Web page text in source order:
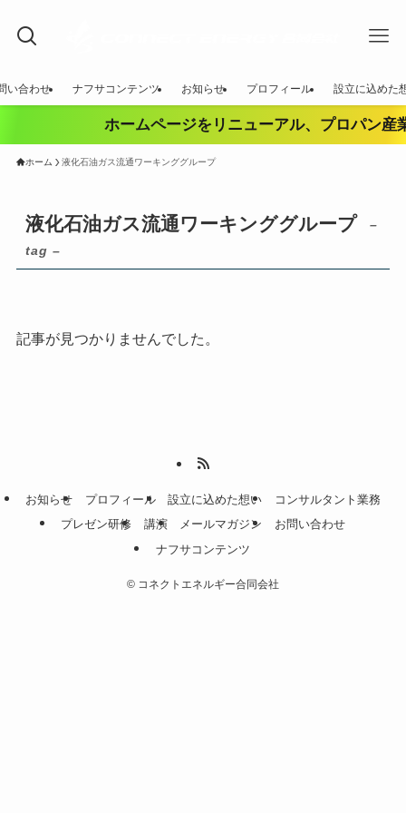
い合わせ ナフサコンテンツ お知らせ プロフィール 設立に込めた
ホームページをリニューアル、プロパン産
ホーム 液化石油ガス流通ワーキンググループ
液化石油ガス流通ワーキンググループ
–
tag –
記事が見つかりませんでした。
お知らせ プロフィール 設立に込めた想い
コンサルタント業務
プレゼン研修
講演 メールマガジン
お問い合わせ
ナフサコンテンツ
© コネクトエネルギー合同会社